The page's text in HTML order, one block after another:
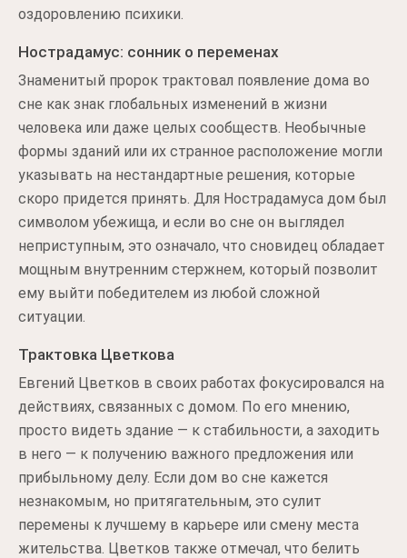
оздоровлению психики.
Нострадамус: сонник о переменах
Знаменитый пророк трактовал появление дома во
сне как знак глобальных изменений в жизни
человека или даже целых сообществ. Необычные
формы зданий или их странное расположение могли
указывать на нестандартные решения, которые
скоро придется принять. Для Нострадамуса дом был
символом убежища, и если во сне он выглядел
неприступным, это означало, что сновидец обладает
мощным внутренним стержнем, который позволит
ему выйти победителем из любой сложной
ситуации.
Трактовка Цветкова
Евгений Цветков в своих работах фокусировался на
действиях, связанных с домом. По его мнению,
просто видеть здание — к стабильности, а заходить
в него — к получению важного предложения или
прибыльному делу. Если дом во сне кажется
незнакомым, но притягательным, это сулит
перемены к лучшему в карьере или смену места
жительства. Цветков также отмечал, что белить